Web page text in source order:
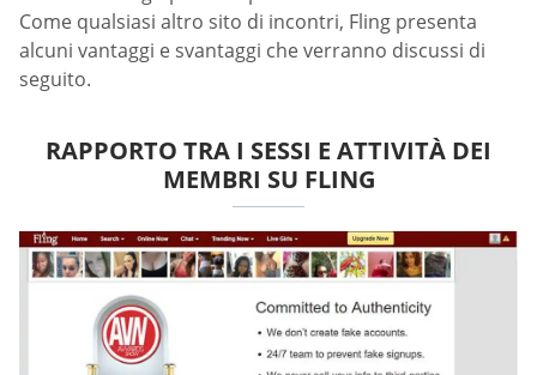
Come qualsiasi altro sito di incontri, Fling presenta
alcuni vantaggi e svantaggi che verranno discussi di
seguito.
RAPPORTO TRA I SESSI E ATTIVITÀ DEI
MEMBRI SU FLING